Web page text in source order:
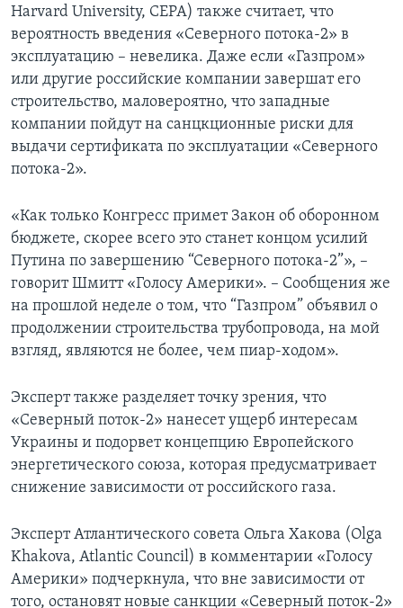
Harvard University, CEPA) также считает, что
вероятность введения «Северного потока-2» в
эксплуатацию – невелика. Даже если «Газпром»
или другие российские компании завершат его
строительство, маловероятно, что западные
компании пойдут на санцкционные риски для
выдачи сертификата по эксплуатации «Северного
потока-2».
«Как только Конгресс примет Закон об оборонном
бюджете, скорее всего это станет концом усилий
Путина по завершению “Северного потока-2”», –
говорит Шмитт «Голосу Америки». – Сообщения же
на прошлой неделе о том, что “Газпром” объявил о
продолжении строительства трубопровода, на мой
взгляд, являются не более, чем пиар-ходом».
Эксперт также разделяет точку зрения, что
«Северный поток-2» нанесет ущерб интересам
Украины и подорвет концепцию Европейского
энергетического союза, которая предусматривает
снижение зависимости от российского газа.
Эксперт Атлантического совета Ольга Хакова (Olga
Khakova, Atlantic Council) в комментарии «Голосу
Америки» подчеркнула, что вне зависимости от
того, остановят новые санкции «Северный поток-2»